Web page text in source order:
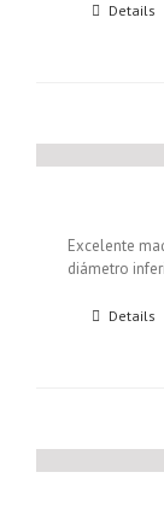
Details
Excelente
diámetro
Details